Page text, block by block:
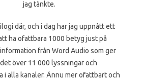
jag tänkte.
där, och i dag har jag uppnått ett
ha ofattbara 1000 betyg just på
från Word Audio som ger
över 11 000 lyssningar och
i alla kanaler. Ännu mer ofattbart och